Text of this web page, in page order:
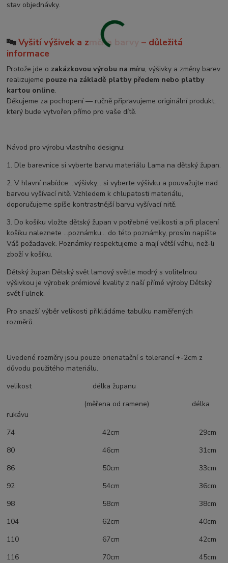
stav objednávky.
🔤Vyšití výšivek a změna barvy – důležitá
informace
Protože jde o zakázkovou výrobu na míru, výšivky a změny barev
realizujeme pouze na základě platby předem nebo platby
kartou online.
Děkujeme za pochopení — ručně připravujeme originální produkt,
který bude vytvořen přímo pro vaše dítě.
Návod pro výrobu vlastního designu:
1. Dle barevnice si vyberte barvu materiálu Lama na dětský župan.
2. V hlavní nabídce ...výšivky... si vyberte výšivku a pouvažujte nad
barvou vyšívací nitě. Vzhledem k chlupatosti materiálu,
doporučujeme spíše kontrastnější barvu vyšívací nitě.
3. Do košíku vložte dětský župan v potřebné velikosti a při placení
košíku naleznete ...poznámku... do této poznámky, prosím napište
Váš požadavek. Poznámky respektujeme a mají větší váhu, než-li
zboží v košíku.
Dětský župan Dětský svět lamový světle modrý s volitelnou
výšivkou je výrobek prémiové kvality z naší přímé výroby Dětský
svět Fulnek.
Pro snazší výběr velikosti přikládáme tabulku naměřených
rozměrů.
Uvedené rozměry jsou pouze orienatační s tolerancí +-2cm z
důvodu použitého materiálu.
velikost délka županu
(měřena od ramene) délka
rukávu
74 42cm 29cm
80 46cm 31cm
86 50cm 33cm
92 54cm 36cm
98 58cm 38cm
104 62cm 40cm
110 67cm 42cm
116 70cm 45cm